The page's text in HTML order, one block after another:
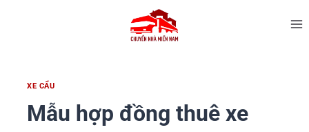
XE CẨU
Mẫu hợp đồng thuê xe